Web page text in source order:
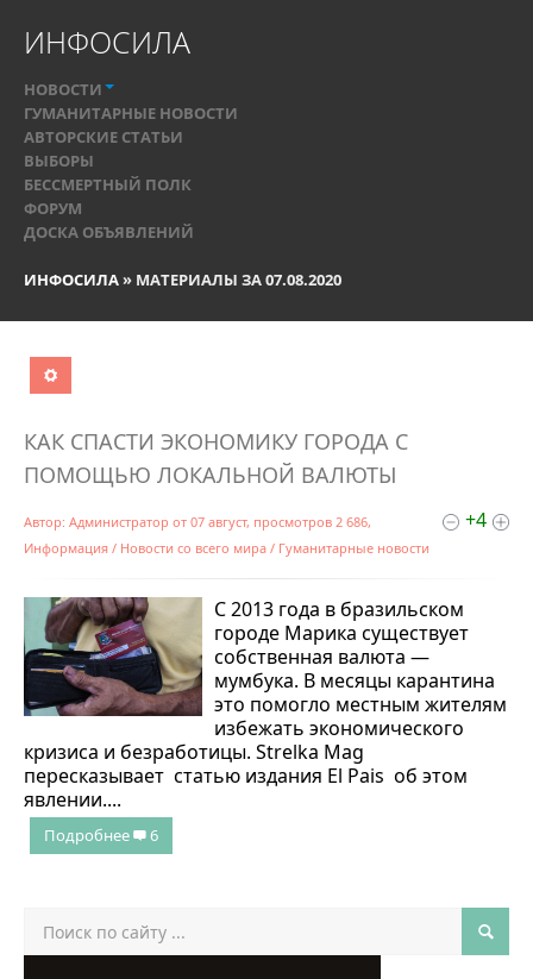
ИНФОСИЛА
НОВОСТИ
ГУМАНИТАРНЫЕ НОВОСТИ
АВТОРСКИЕ СТАТЬИ
ВЫБОРЫ
БЕССМЕРТНЫЙ ПОЛК
ФОРУМ
ДОСКА ОБЪЯВЛЕНИЙ
ИНФОСИЛА» МАТЕРИАЛЫ ЗА 07.08.2020
дате
посещаемости комментариям
КАК СПАСТИ ЭКОНОМИКУ ГОРОДА С
ПОМОЩЬЮ ЛОКАЛЬНОЙ ВАЛЮТЫ
+4
Автор: Администратор от 07 август, просмотров 2 686,
Информация / Новости со всего мира / Гуманитарные новости
С 2013 года в бразильском
городе Марика существует
собственная валюта —
мумбука. В месяцы карантина
это помогло местным жителям
избежать экономического
кризиса и безработицы. Strelka Mag
пересказывает статью издания El Pais об этом
явлении....
Подробнее 6